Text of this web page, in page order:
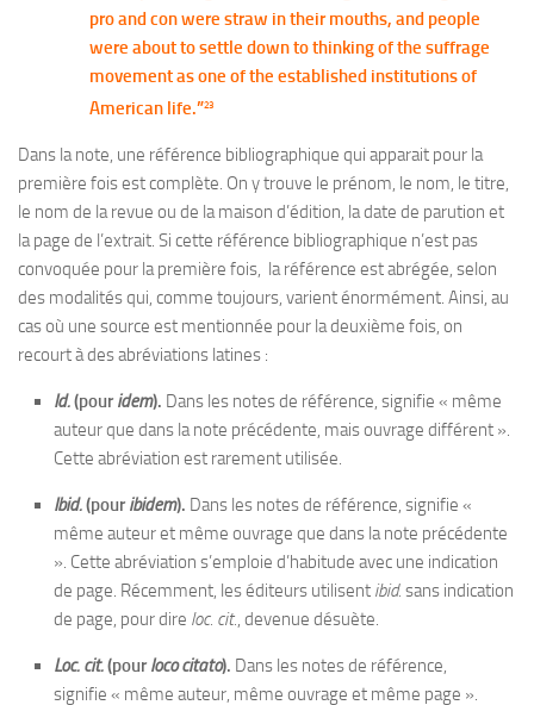
pro and con were straw in their mouths, and people
were about to settle down to thinking of the suffrage
movement as one of the established institutions of
American life.”23
Dans la note, une référence bibliographique qui apparait pour la
première fois est complète. On y trouve le prénom, le nom, le titre,
le nom de la revue ou de la maison d’édition, la date de parution et
la page de l’extrait. Si cette référence bibliographique n’est pas
convoquée pour la première fois, la référence est abrégée, selon
des modalités qui, comme toujours, varient énormément. Ainsi, au
cas où une source est mentionnée pour la deuxième fois, on
recourt à des abréviations latines :
Id.(pouridem). Dans les notes de référence, signifie « même
auteur que dans la note précédente, mais ouvrage différent ».
Cette abréviation est rarement utilisée.
Ibid.(pouribidem). Dans les notes de référence, signifie «
même auteur et même ouvrage que dans la note précédente
». Cette abréviation s’emploie d’habitude avec une indication
de page. Récemment, les éditeurs utilisent ibid. sans indication
de page, pour dire loc. cit., devenue désuète.
Loc. cit.(pourloco citato). Dans les notes de référence,
signifie « même auteur, même ouvrage et même page ».